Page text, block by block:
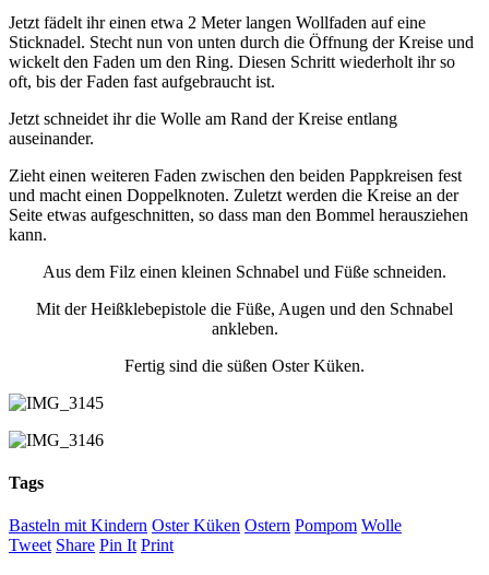
Jetzt fädelt ihr einen etwa 2 Meter langen Wollfaden auf eine
Sticknadel. Stecht nun von unten durch die Öffnung der Kreise und
wickelt den Faden um den Ring. Diesen Schritt wiederholt ihr so
oft, bis der Faden fast aufgebraucht ist.
Jetzt schneidet ihr die Wolle am Rand der Kreise entlang
auseinander.
Zieht einen weiteren Faden zwischen den beiden Pappkreisen fest
und macht einen Doppelknoten. Zuletzt werden die Kreise an der
Seite etwas aufgeschnitten, so dass man den Bommel herausziehen
kann.
Aus dem Filz einen kleinen Schnabel und Füße schneiden.
Mit der Heißklebepistole die Füße, Augen und den Schnabel
ankleben.
Fertig sind die süßen Oster Küken.
Tags
Basteln mit Kindern Oster Küken Ostern Pompom Wolle
Tweet Share Pin It Print